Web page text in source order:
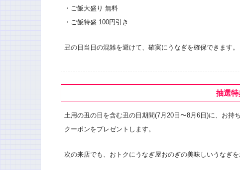
・ご飯大盛り 無料
・ご飯特盛 100円引き
丑の日当日の混雑を避けて、確実にうなぎを確保できます。
抽選特
土用の丑の日を含む丑の日期間(7月20日〜8月6日)に、お持
クーポンをプレゼントします。
次の来店でも、おトクにうなぎ屋おのぎの美味しいうなぎを